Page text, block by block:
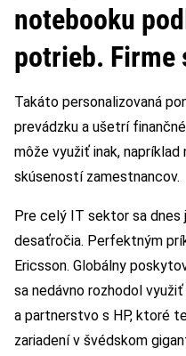
notebooku
potrieb. Firme
Takáto personalizovaná
prevádzku a ušetrí
môže využiť inak,
skúseností zamestnancov.
Pre celý IT sektor sa dnes
desaťročia. Perfektným
Ericsson. Globálny
sa nedávno rozhodol
a partnerstvo s HP, ktoré
zariadení v švédskom